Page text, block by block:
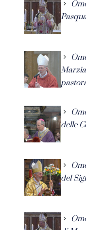
delle
del